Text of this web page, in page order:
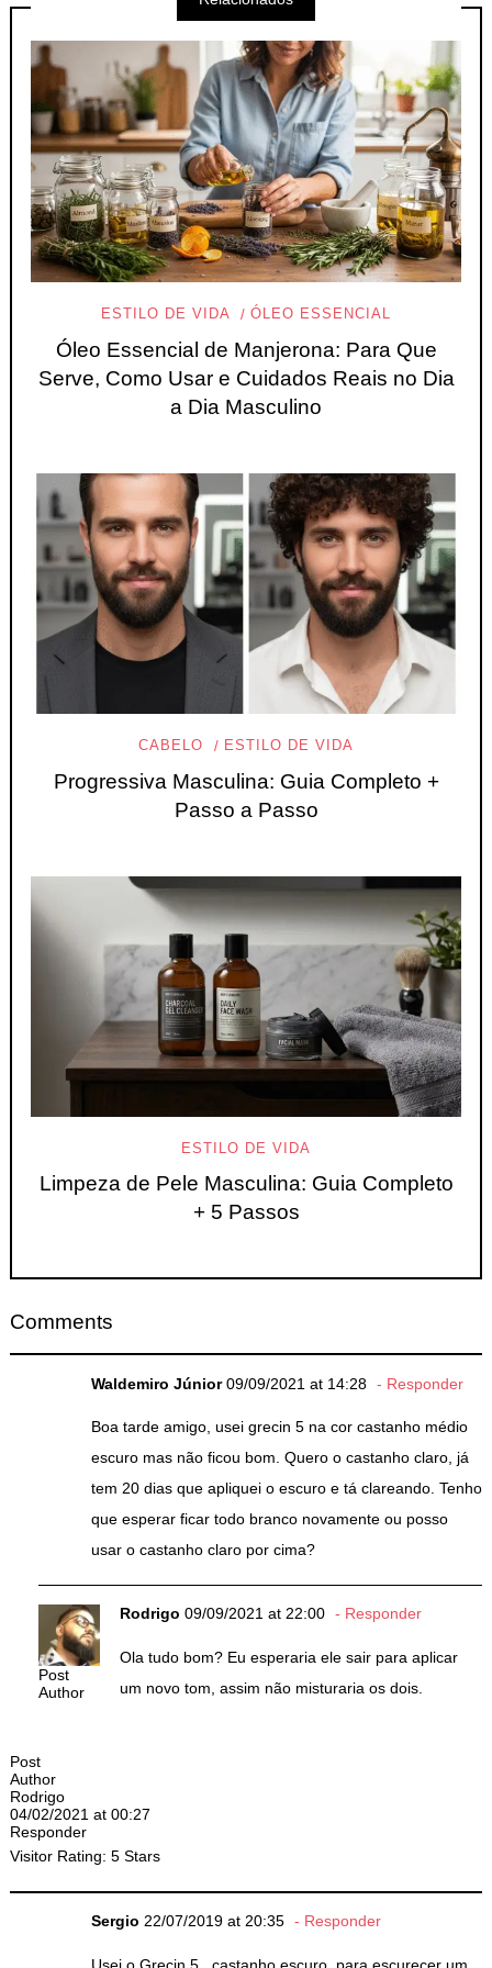
ESTILO DE VIDA ÓLEO ESSENCIAL
Óleo Essencial de Manjerona: Para Que
Serve, Como Usar e Cuidados Reais no Dia
a Dia Masculino
CABELO ESTILO DE VIDA
Progressiva Masculina: Guia Completo +
Passo a Passo
ESTILO DE VIDA
Limpeza de Pele Masculina: Guia Completo
+ 5 Passos
Comments
Waldemiro Júnior 09/09/2021 at 14:28 Responder
Boa tarde amigo, usei grecin 5 na cor castanho médio
escuro mas não ficou bom. Quero o castanho claro, já
tem 20 dias que apliquei o escuro e tá clareando. Tenho
que esperar ficar todo branco novamente ou posso
usar o castanho claro por cima?
Post
Author
Rodrigo 09/09/2021 at 22:00 Responder
Ola tudo bom? Eu esperaria ele sair para aplicar
um novo tom, assim não misturaria os dois.
Post
Author
Rodrigo
04/02/2021 at 00:27
Responder
Visitor Rating: 5 Stars
Sergio 22/07/2019 at 20:35 Responder
Usei o Grecin 5 , castanho escuro, para escurecer um